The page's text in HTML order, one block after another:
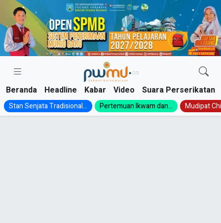
Skip
content
Beranda Headline Kabar Video Suara Perserikatan
Stan Senjata Tradisional... Pertemuan Ikwam dan... Mudipat